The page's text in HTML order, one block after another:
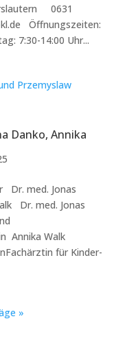
0631
Öffnungszeiten:
7:30-14:00 Uhr...
Danko, Annika
Dr. med. Jonas
Dr. med. Jonas
Annika Walk
für Kinder-
»